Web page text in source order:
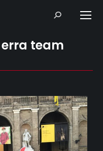
Search:
erra team